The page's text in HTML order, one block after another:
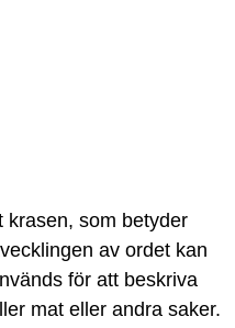
krasen, som betyder
av ordet kan
för att beskriva
mat eller andra saker.